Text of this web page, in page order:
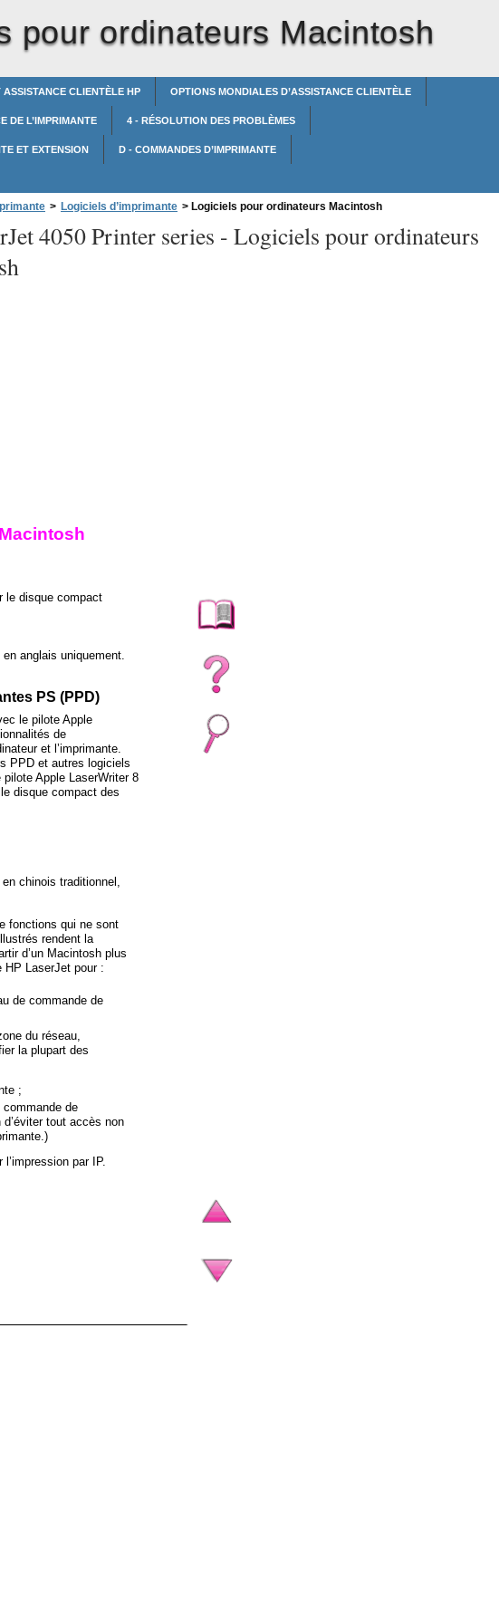
pour ordinateurs Macintosh
CLIENTÈLE HP OPTIONS MONDIALES D’ASSISTANCE CLIENTÈLE
DE L’IMPRIMANTE 4 - RÉSOLUTION DES PROBLÈMES
ET EXTENSION D - COMMANDES D’IMPRIMANTE
> Logiciels d’imprimante > Logiciels pour ordinateurs Macintosh
4050 Printer series - Logiciels pour ordinateurs
le disque compact
anglais uniquement.
PS (PPD)
le pilote Apple
de
et l’imprimante.
PPD et autres logiciels
Apple LaserWriter 8
disque compact des
en chinois traditionnel,
fonctions qui ne sont
rendent la
d’un Macintosh plus
HP LaserJet pour :
de commande de
du réseau,
la plupart des
;
de
d’éviter tout accès non
l’impression par IP.